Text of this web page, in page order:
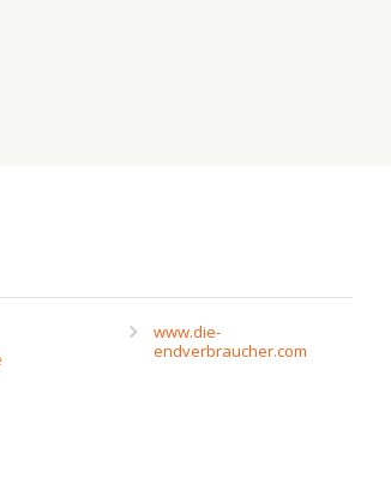
www.die-
endverbraucher.com